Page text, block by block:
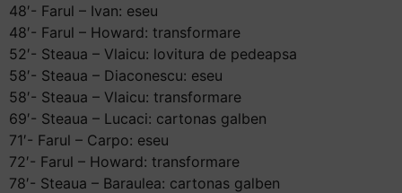
48′- Farul – Ivan: eseu
48′- Farul – Howard: transformare
52′- Steaua – Vlaicu: lovitura de pedeapsa
58′- Steaua – Diaconescu: eseu
58′- Steaua – Vlaicu: transformare
69′- Steaua – Lucaci: cartonas galben
71′- Farul – Carpo: eseu
72′- Farul – Howard: transformare
78′- Steaua – Baraulea: cartonas galben